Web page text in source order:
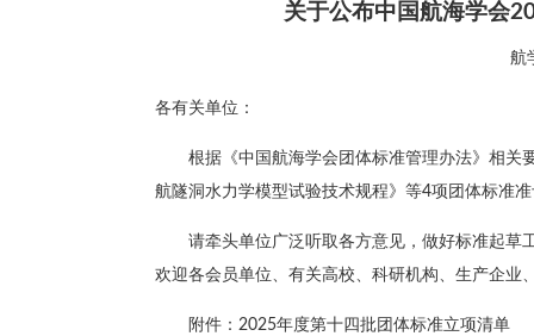
关于公布中国航海学会
航
各有关单位：
根据《中国航海学会团体标准管理办法》相关
航隧洞水力学模型试验技术规程》等4项团体标准
请牵头单位广泛听取各方意见，做好标准起草
欢迎各会员单位、有关高校、科研机构、生产企业
附件：2025年度第十四批团体标准立项清单